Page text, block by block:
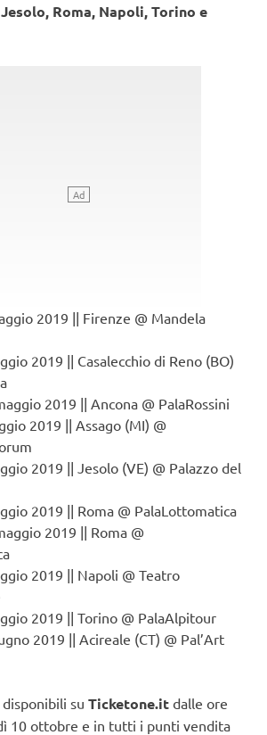
Roma, Napoli, Torino e
2019 || Firenze @ Mandela
2019 || Casalecchio di Reno (BO)
2019 || Ancona @ PalaRossini
2019 || Assago (MI) @
2019 || Jesolo (VE) @ Palazzo del
2019 || Roma @ PalaLottomatica
2019 || Roma @
2019 || Napoli @ Teatro
2019 || Torino @ PalaAlpitour
2019 || Acireale (CT) @ Pal’Art
su Ticketone.it dalle ore
10 ottobre e in tutti i punti vendita